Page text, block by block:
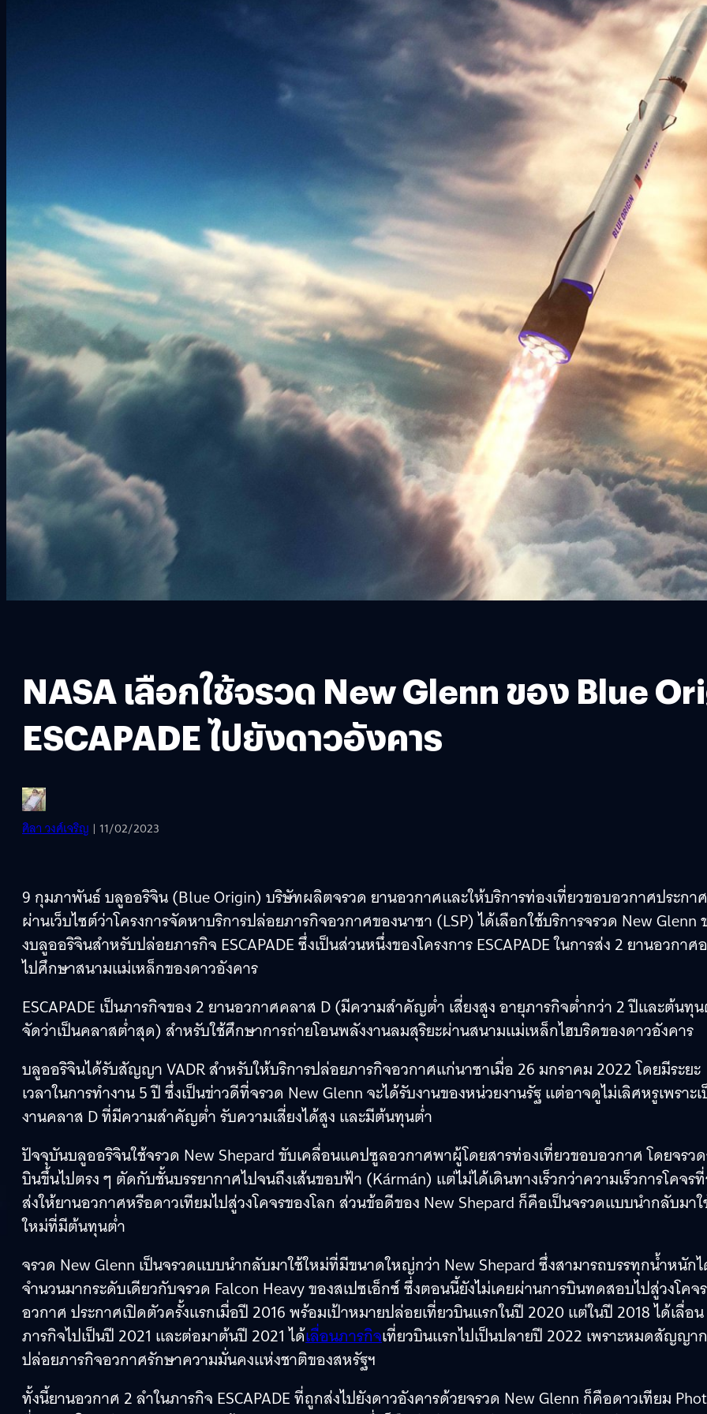
NASA เลือกใช้จรวด New Glenn ของ Blue
ESCAPADE ไปยังดาวอังคาร
ศิลา วงศ์เจริญ | 11/02/2023
9 กุมภาพันธ์ บลูออริจิน (Blue Origin) บริษัทผลิตจรวด ยานอวกาศและให้บริการท่องเที่ยวขอบอวกาศประกาศ
ผ่านเว็บไซต์ว่าโครงการจัดหาบริการปล่อยภารกิจอวกาศของนาซา (LSP) ได้เลือกใช้บริการจรวด New Glenn
งบลูออริจินสำหรับปล่อยภารกิจ ESCAPADE ซึ่งเป็นส่วนหนึ่งของโครงการ ESCAPADE ในการส่ง 2 ยานอวกาศ
ไปศึกษาสนามแม่เหล็กของดาวอังคาร
ESCAPADE เป็นภารกิจของ 2 ยานอวกาศคลาส D (มีความสำคัญต่ำ เสี่ยงสูง อายุภารกิจต่ำกว่า 2 ปีและต้นทุ
จัดว่าเป็นคลาสต่ำสุด) สำหรับใช้ศึกษาการถ่ายโอนพลังงานลมสุริยะผ่านสนามแม่เหล็กไฮบริดของดาวอังคาร
บลูออริจินได้รับสัญญา VADR สำหรับให้บริการปล่อยภารกิจอวกาศแก่นาซาเมื่อ 26 มกราคม 2022 โดยมีระยะ
เวลาในการทำงาน 5 ปี ซึ่งเป็นข่าวดีที่จรวด New Glenn จะได้รับงานของหน่วยงานรัฐ แต่อาจดูไม่เลิศหรูเพราะ
งานคลาส D ที่มีความสำคัญต่ำ รับความเสี่ยงได้สูง และมีต้นทุนต่ำ
ปัจจุบันบลูออริจินใช้จรวด New Shepard ขับเคลื่อนแคปซูลอวกาศพาผู้โดยสารท่องเที่ยวขอบอวกาศ โดยจรว
บินขึ้นไปตรง ๆ ตัดกับชั้นบรรยากาศไปจนถึงเส้นขอบฟ้า (Kármán) แต่ไม่ได้เดินทางเร็วกว่าความเร็วการโคจร
ส่งให้ยานอวกาศหรือดาวเทียมไปสู่วงโคจรของโลก ส่วนข้อดีของ New Shepard ก็คือเป็นจรวดแบบนำกลับมา
ใหม่ที่มีต้นทุนต่ำ
จรวด New Glenn เป็นจรวดแบบนำกลับมาใช้ใหม่ที่มีขนาดใหญ่กว่า New Shepard ซึ่งสามารถบรรทุกน้ำหนัก
จำนวนมากระดับเดียวกับจรวด Falcon Heavy ของสเปซเอ็กซ์ ซึ่งตอนนี้ยังไม่เคยผ่านการบินทดสอบไปสู่วงโคจ
อวกาศ ประกาศเปิดตัวครั้งแรกเมื่อปี 2016 พร้อมเป้าหมายปล่อยเที่ยวบินแรกในปี 2020 แต่ในปี 2018 ได้เลื่อน
ภารกิจไปเป็นปี 2021 และต่อมาต้นปี 2021 ได้เลื่อนภารกิจเที่ยวบินแรกไปเป็นปลายปี 2022 เพราะหมดสัญญา
ปล่อยภารกิจอวกาศรักษาความมั่นคงแห่งชาติของสหรัฐฯ
ทั้งนี้ยานอวกาศ 2 ลำในภารกิจ ESCAPADE ที่ถูกส่งไปยังดาวอังคารด้วยจรวด New Glenn ก็คือดาวเทียม